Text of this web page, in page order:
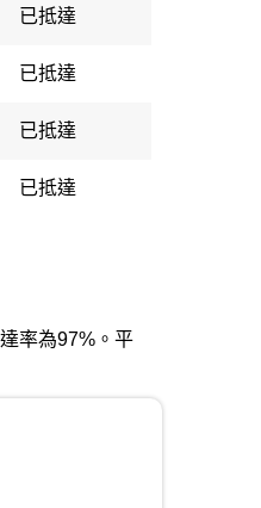
已抵達
已抵達
已抵達
已抵達
率為97%。平